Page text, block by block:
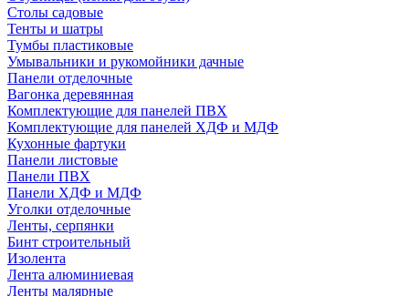
Столы садовые
Тенты и шатры
Тумбы пластиковые
Умывальники и рукомойники дачные
Панели отделочные
Вагонка деревянная
Комплектующие для панелей ПВХ
Комплектующие для панелей ХДФ и МДФ
Кухонные фартуки
Панели листовые
Панели ПВХ
Панели ХДФ и МДФ
Уголки отделочные
Ленты, серпянки
Бинт строительный
Изолента
Лента алюминиевая
Ленты малярные